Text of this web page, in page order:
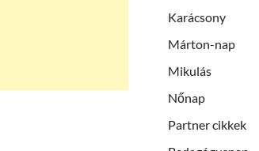
Karácsony
Márton-nap
Mikulás
Nőnap
Partner cikkek